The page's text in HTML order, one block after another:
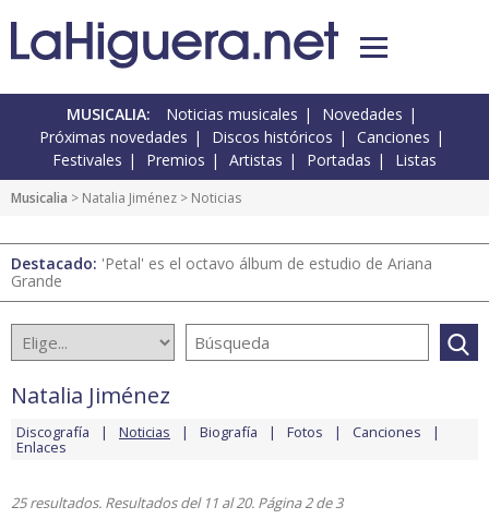
MUSICALIA: Noticias musicales
Novedades
Próximas novedades
Discos históricos
Canciones
Festivales
Premios Artistas Portadas Listas
Musicalia > Natalia Jiménez > Noticias
Destacado: 'Petal' es el octavo álbum de estudio de Ariana
Grande
Natalia Jiménez
Discografía Noticias Biografía Fotos Canciones
Enlaces
25 resultados. Resultados del 11 al 20. Página 2 de 3